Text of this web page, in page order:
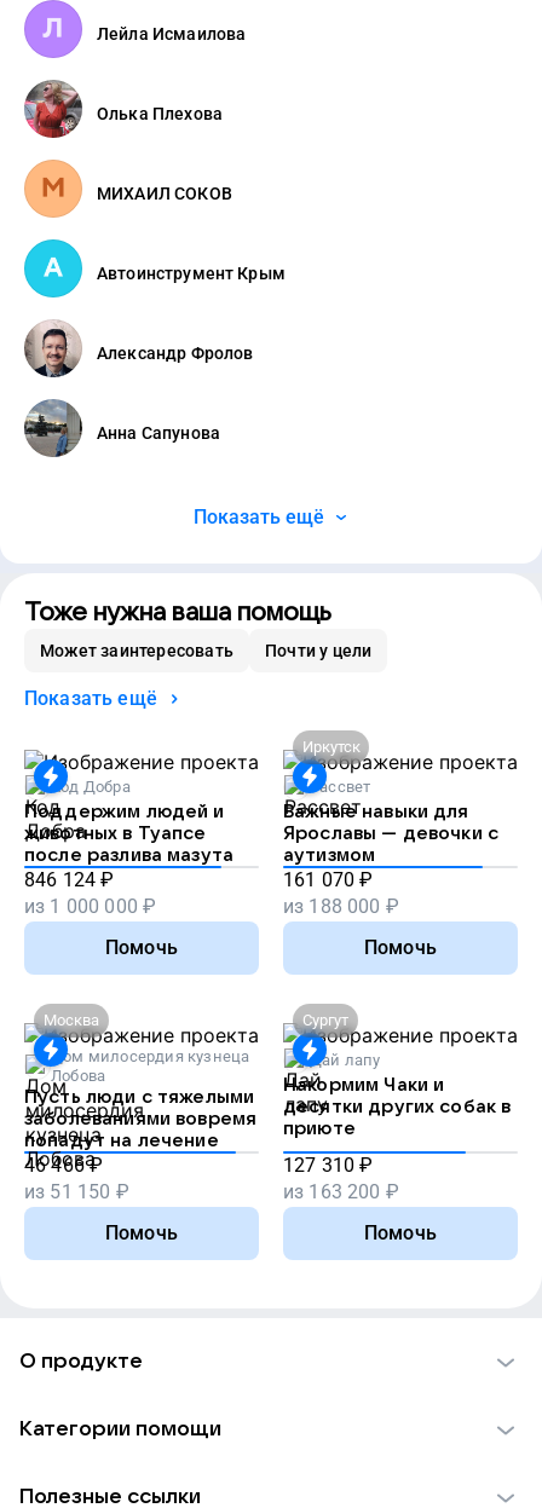
Лейла Исмаилова
Олька Плехова
МИХАИЛ СОКОВ
Автоинструмент Крым
Александр Фролов
Анна Сапунова
Показать ещё
Тоже нужна ваша помощь
Может заинтересовать Почти у цели
Показать ещё
Код Добра
Поддержим людей и
животных в Туапсе
после разлива мазута
846 124 ₽
из 1 000 000 ₽
Помочь
Иркутск
Рассвет
Важные навыки для
Ярославы — девочки с
аутизмом
161 070 ₽
из 188 000 ₽
Помочь
Москва
Дом милосердия кузнеца
Лобова
Пусть люди с тяжелыми
заболеваниями вовремя
попадут на лечение
46 466 ₽
из 51 150 ₽
Помочь
Сургут
Дай лапу
Накормим Чаки и
десятки других собак в
приюте
127 310 ₽
из 163 200 ₽
Помочь
О продукте
Использование материалов
Категории помощи
Полезные ссылки